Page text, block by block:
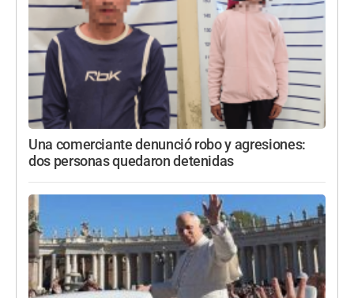
Una comerciante denunció robo y agresiones:
dos personas quedaron detenidas